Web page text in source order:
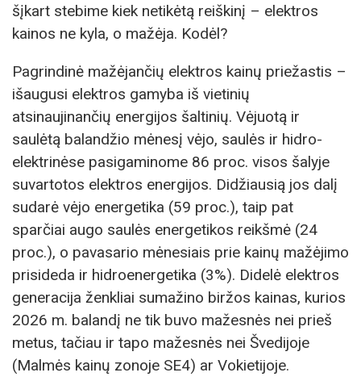
šįkart stebime kiek netikėtą reiškinį – elektros
kainos ne kyla, o mažėja. Kodėl?
Pagrindinė mažėjančių elektros kainų priežastis –
išaugusi elektros gamyba iš vietinių
atsinaujinančių energijos šaltinių. Vėjuotą ir
saulėtą balandžio mėnesį vėjo, saulės ir hidro-
elektrinėse pasigaminome 86 proc. visos šalyje
suvartotos elektros energijos. Didžiausią jos dalį
sudarė vėjo energetika (59 proc.), taip pat
sparčiai augo saulės energetikos reikšmė (24
proc.), o pavasario mėnesiais prie kainų mažėjimo
prisideda ir hidroenergetika (3%). Didelė elektros
generacija ženkliai sumažino biržos kainas, kurios
2026 m. balandį ne tik buvo mažesnės nei prieš
metus, tačiau ir tapo mažesnės nei Švedijoje
(Malmės kainų zonoje SE4) ar Vokietijoje.